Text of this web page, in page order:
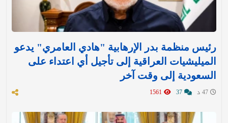
رئيس منظمة بدر الإرهابية "هادي العامري" يدعو
الميليشيات العراقية إلى تأجيل أي اعتداء على
السعودية إلى وقت آخر